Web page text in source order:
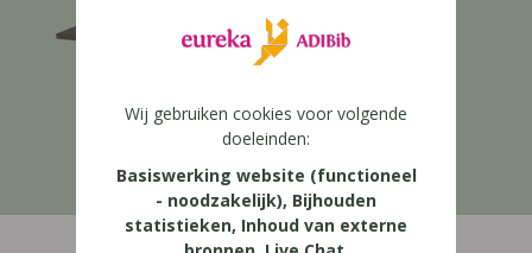
Wij gebruiken cookies voor volgende
doeleinden:
Basiswerking website (functioneel
- noodzakelijk), Bijhouden
statistieken, Inhoud van externe